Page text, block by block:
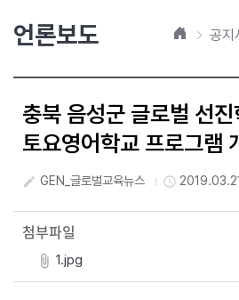
언론보도 홈 공지
충북 음성군 글로벌 선
토요영어학교 프로그램
create GEN_글로벌교육뉴스 access_time
첨부파일
1.jpg